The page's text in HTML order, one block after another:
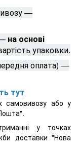
—
на основі
упаковки.
оплата) —
тут
самовивозу або у
у точках
доставки "Нова